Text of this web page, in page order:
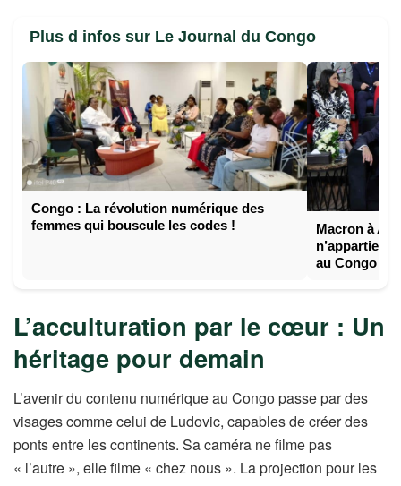
Plus d infos sur Le Journal du Congo
Congo : La révolution numérique des
femmes qui bouscule les codes !
Macron à
n’appartient
au Congo »
L’acculturation par le cœur : Un
héritage pour demain
L’avenir du contenu numérique au Congo passe par des
visages comme celui de Ludovic, capables de créer des
ponts entre les continents. Sa caméra ne filme pas
« l’autre », elle filme « chez nous ». La projection pour les